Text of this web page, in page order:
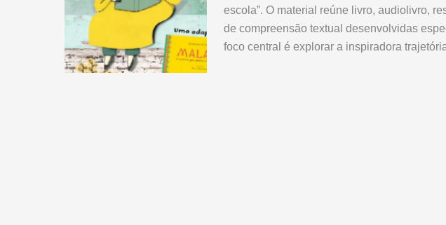
escola”. O material reúne livro, audiolivro,
de compreensão textual desenvolvidas
foco central é explorar a inspiradora